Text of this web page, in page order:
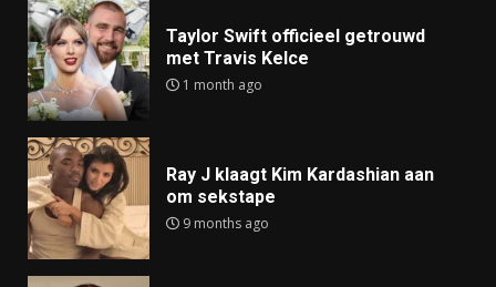
Taylor Swift officieel getrouwd
met Travis Kelce
1 month ago
Ray J klaagt Kim Kardashian aan
om sekstape
9 months ago